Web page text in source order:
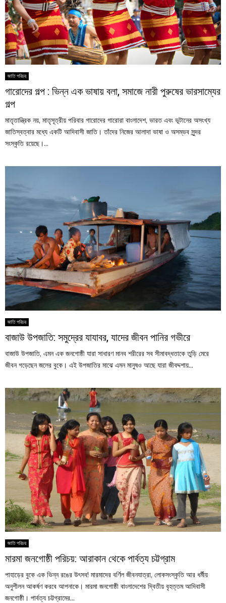
জাতি পরিচয়
গারোদের গল্প : ভিন্ন এক ভাষায় বলা, সমাজে নারী পুরুষের ভারসাম্যের
গল্প
মাতৃতান্ত্রিক নয়, মাতৃসূত্রীয় পরিবার গারোদের গারোরা বাংলাদেশ, ভারত এবং ভূটানের অসংখ্য
জাতিস্বত্বার মধ্যে একটি আদিবাসী জাতি। তাঁদের নিজের আলাদা ভাষা ও অসম্ভব সুন্দর
সংস্কৃতি রয়েছে।...
জাতি পরিচয়
বাজাউ উপজাতি: সমুদ্রের যাযাবর, যাদের জীবন পানির গভীরে
বাজাউ উপজাতি, এমন এক জনগোষ্ঠী যারা সাধারণ মানব শরীরের সব সীমাবদ্ধতাকে তুড়ি মেরে
জীবন গড়েছেন জলের বুকে। এই উপজাতির মাঝে এমন মানুষও আছে যারা জীবদ্দশায়...
জাতি পরিচয়
মারমা জনগোষ্ঠী পরিচয়: আরাকান থেকে পার্বত্য চট্টগ্রাম
পাহাড়ের বুকে এক ভিন্ন রঙের উৎসব! মারমাদের বর্ণিল জীবনযাত্রা, লোকসংস্কৃতি আর ধর্মীয়
অনুশীলন আকর্ষণ করবে আপনাকে। মারমা জনগোষ্ঠী বাংলাদেশের দ্বিতীয় বৃহত্তম আদিবাসী
জনগোষ্ঠী। পার্বত্য চট্টগ্রামের...